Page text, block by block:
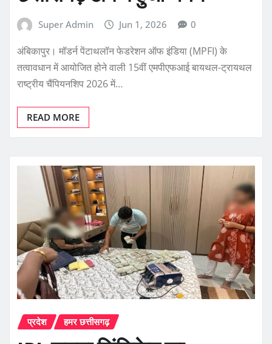
Super Admin Jun 1, 2026 0
अंबिकापुर। मॉडर्न पेंटाथलॉन फेडरेशन ऑफ इंडिया (MPFI) के
तत्वावधान में आयोजित होने वाली 15वीं एमपीएफआई बायथल-ट्रायथल
राष्ट्रीय चैंपियनशिप 2026 में…
READ MORE
प्रदेश हमर छत्तीसगढ़